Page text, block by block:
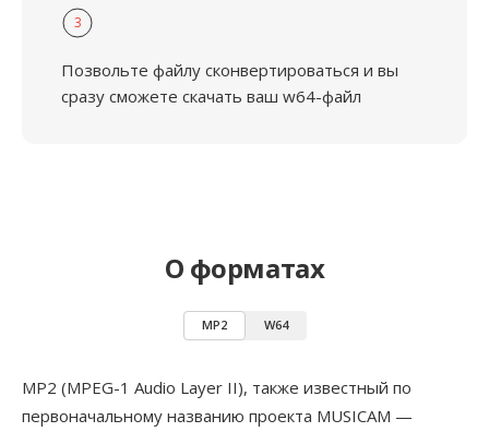
3
Позвольте файлу сконвертироваться и вы
сразу сможете скачать ваш w64-файл
О форматах
MP2 W64
MP2 (MPEG-1 Audio Layer II), также известный по
первоначальному названию проекта MUSICAM —